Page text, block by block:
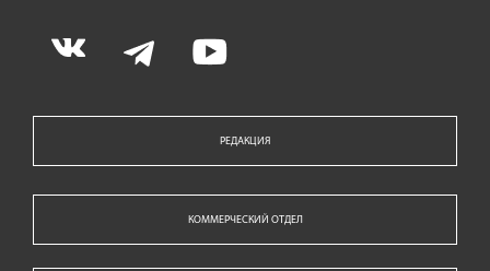
РЕДАКЦИЯ
КОММЕРЧЕСКИЙ ОТДЕЛ